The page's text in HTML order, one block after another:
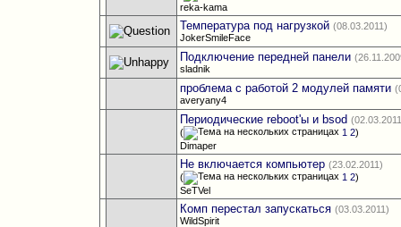
reka-kama
Температура под нагрузкой (08.03.2011)
JokerSmileFace
Подключение передней панели
sladnik
проблема с работой 2 модулей памяти
averyany4
Периодические reboot'ы и bsod
(
1 2)
Dimaper
Не включается компьютер (23.02.2011)
(
1 2)
SeTVel
Комп перестал запускаться (03.03.2011)
WildSpirit